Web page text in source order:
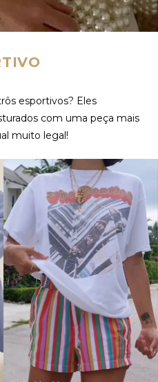
esportivos? Eles
com uma peça mais
muito legal!